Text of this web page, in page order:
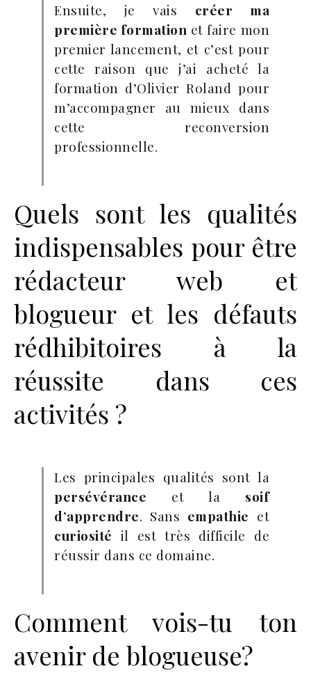
Ensuite, je vais créer ma
première formation et faire mon
premier lancement, et c’est pour
cette raison que j’ai acheté la
formation d’Olivier Roland pour
m’accompagner au mieux dans
cette reconversion
professionnelle.
Quels sont les qualités
indispensables pour être
rédacteur web et
blogueur et les défauts
rédhibitoires à la
réussite dans ces
activités ?
Les principales qualités sont la
persévérance et la soif
d’apprendre. Sans empathie et
curiosité il est très difficile de
réussir dans ce domaine.
Comment vois-tu ton
avenir de blogueuse?